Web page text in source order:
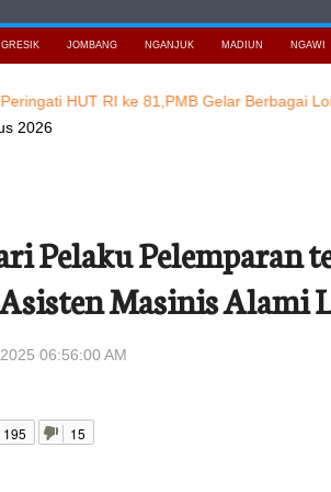
GRESIK JOMBANG NGANJUK MADIUN NGAWI
RI ke 81,PMB Gelar Berbagai Lomba
2026
Pelaku Pelemparan
Masinis Alami
06:56:00 AM
195 15